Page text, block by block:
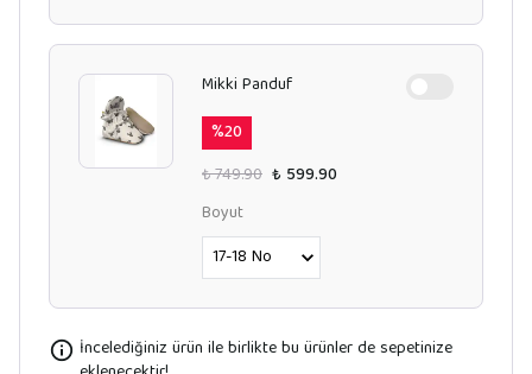
Mikki Panduf
%20
₺ 749.90 ₺ 599.90
Boyut
İncelediğiniz ürün ile birlikte bu ürünler de sepetinize